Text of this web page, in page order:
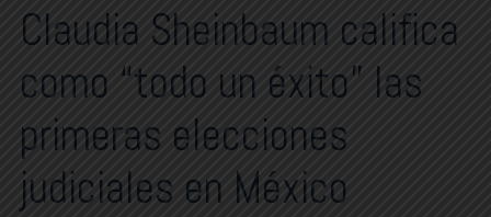
Claudia Sheinbaum califica
como “todo un éxito” las
primeras elecciones
judiciales en México